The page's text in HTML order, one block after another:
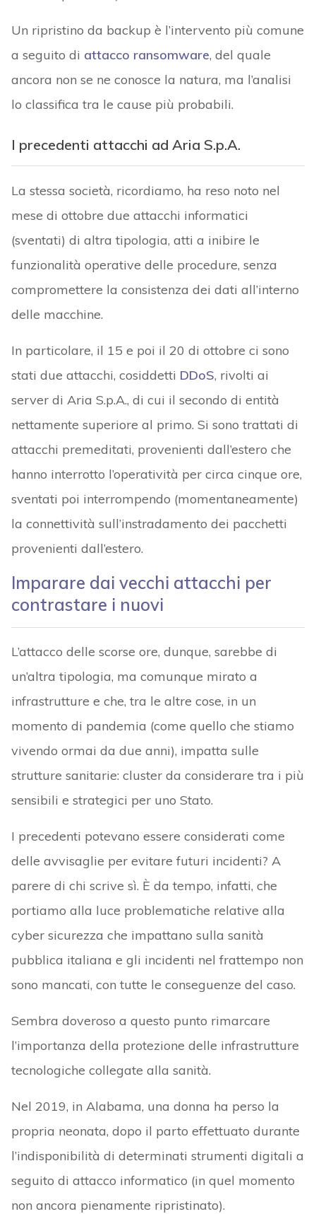
Un ripristino da backup è l’intervento più comune
a seguito di attacco ransomware, del quale
ancora non se ne conosce la natura, ma l’analisi
lo classifica tra le cause più probabili.
I precedenti attacchi ad Aria S.p.A.
La stessa società, ricordiamo, ha reso noto nel
mese di ottobre due attacchi informatici
(sventati) di altra tipologia, atti a inibire le
funzionalità operative delle procedure, senza
compromettere la consistenza dei dati all’interno
delle macchine.
In particolare, il 15 e poi il 20 di ottobre ci sono
stati due attacchi, cosiddetti DDoS, rivolti ai
server di Aria S.p.A., di cui il secondo di entità
nettamente superiore al primo. Si sono trattati di
attacchi premeditati, provenienti dall’estero che
hanno interrotto l’operatività per circa cinque ore,
sventati poi interrompendo (momentaneamente)
la connettività sull’instradamento dei pacchetti
provenienti dall’estero.
Imparare dai vecchi attacchi per
contrastare i nuovi
L’attacco delle scorse ore, dunque, sarebbe di
un’altra tipologia, ma comunque mirato a
infrastrutture e che, tra le altre cose, in un
momento di pandemia (come quello che stiamo
vivendo ormai da due anni), impatta sulle
strutture sanitarie: cluster da considerare tra i più
sensibili e strategici per uno Stato.
I precedenti potevano essere considerati come
delle avvisaglie per evitare futuri incidenti? A
parere di chi scrive sì. È da tempo, infatti, che
portiamo alla luce problematiche relative alla
cyber sicurezza che impattano sulla sanità
pubblica italiana e gli incidenti nel frattempo non
sono mancati, con tutte le conseguenze del caso.
Sembra doveroso a questo punto rimarcare
l’importanza della protezione delle infrastrutture
tecnologiche collegate alla sanità.
Nel 2019, in Alabama, una donna ha perso la
propria neonata, dopo il parto effettuato durante
l’indisponibilità di determinati strumenti digitali a
seguito di attacco informatico (in quel momento
non ancora pienamente ripristinato).